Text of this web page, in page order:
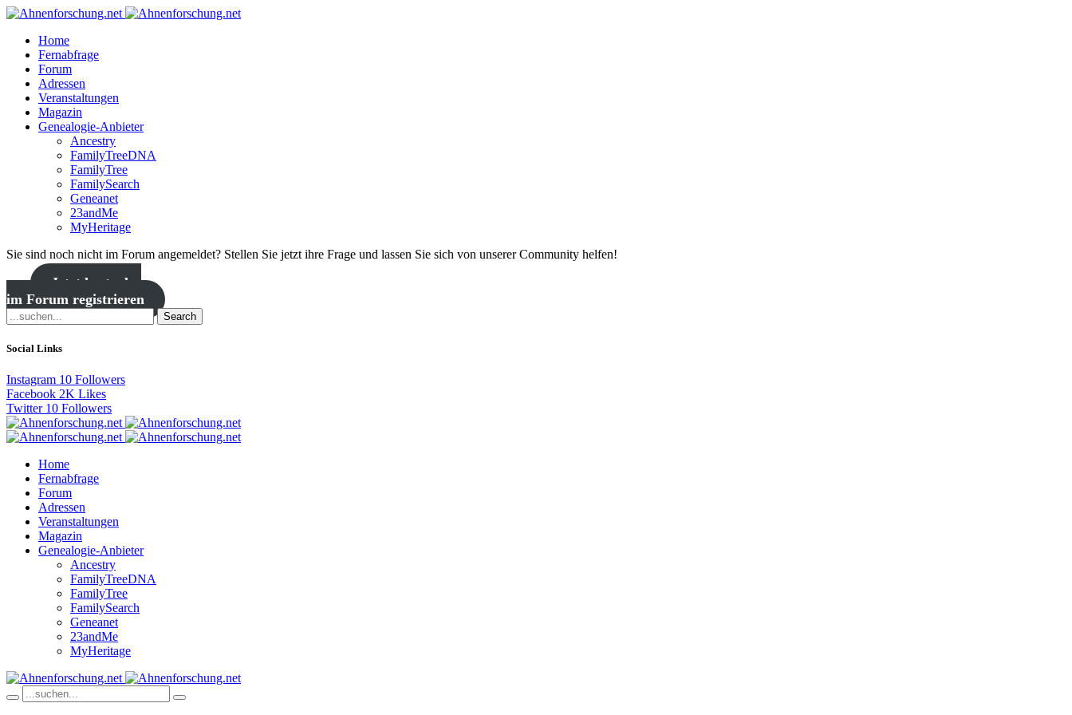
Home
Fernabfrage
Forum
Adressen
Veranstaltungen
Magazin
Genealogie-Anbieter
Ancestry
FamilyTreeDNA
FamilyTree
FamilySearch
Geneanet
23andMe
MyHeritage
Sie sind noch nicht im Forum angemeldet? Stellen Sie jetzt ihre Frage und lassen Sie sich von unserer Community helfen!
Jetzt kostenlos
im Forum registrieren
Search
Social Links
Instagram 10 Followers
Facebook 2K Likes
Twitter 10 Followers
Home
Fernabfrage
Forum
Adressen
Veranstaltungen
Magazin
Genealogie-Anbieter
Ancestry
FamilyTreeDNA
FamilyTree
FamilySearch
Geneanet
23andMe
MyHeritage